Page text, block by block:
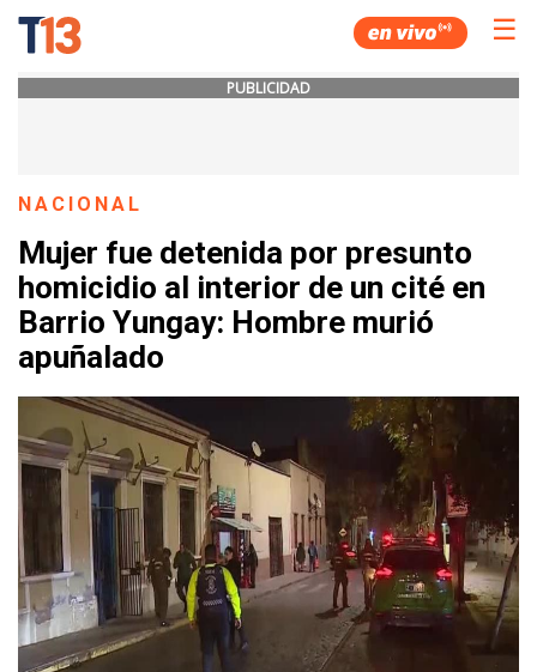
☰
PUBLICIDAD
NACIONAL
Mujer fue detenida por presunto
homicidio al interior de un cité en
Barrio Yungay: Hombre murió
apuñalado